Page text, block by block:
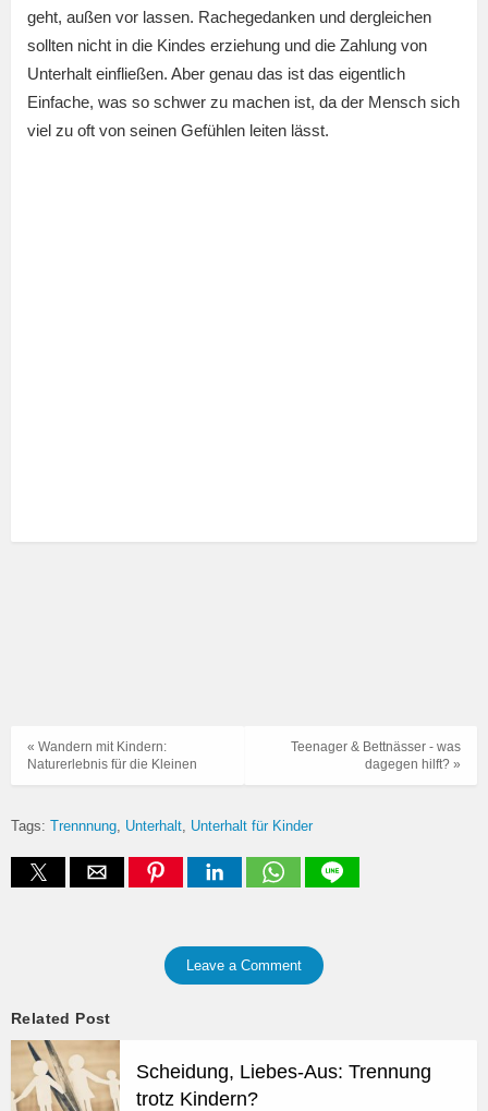
geht, außen vor lassen. Rachegedanken und dergleichen
sollten nicht in die Kindes erziehung und die Zahlung von
Unterhalt einfließen. Aber genau das ist das eigentlich
Einfache, was so schwer zu machen ist, da der Mensch sich
viel zu oft von seinen Gefühlen leiten lässt.
Teenager & Bettnässer - was
dagegen hilft? »
« Wandern mit Kindern:
Naturerlebnis für die Kleinen
Tags: Trennnung Unterhalt Unterhalt für Kinder
Leave a Comment
Related Post
Scheidung, Liebes-Aus: Trennung
trotz Kindern?